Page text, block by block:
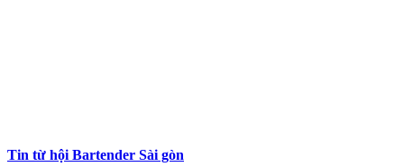
Tin từ hội Bartender Sài gòn